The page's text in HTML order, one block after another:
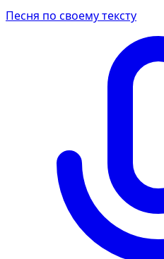
Песня по своему тексту